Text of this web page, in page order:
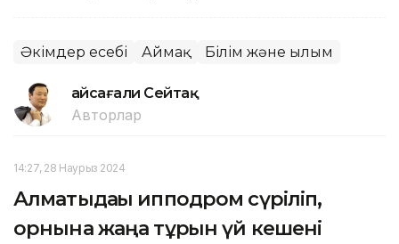
Әкімдер есебі Аймақ Білім және ғылым
Ғайсағали Сейтақ
Авторлар
14:27, 28 Наурыз 2024
Алматыдағы ипподром сүріліп,
орнына жаңа тұрғын үй кешені